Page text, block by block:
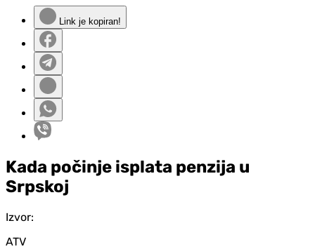
Link je kopiran!
Kada počinje isplata penzija u
Srpskoj
Izvor:
ATV